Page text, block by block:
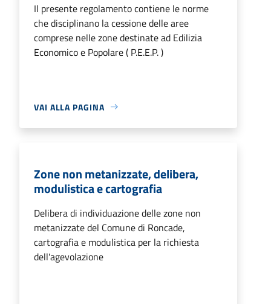
Il presente regolamento contiene le norme
che disciplinano la cessione delle aree
comprese nelle zone destinate ad Edilizia
Economico e Popolare ( P.E.E.P. )
VAI ALLA PAGINA
Zone non metanizzate, delibera,
modulistica e cartografia
Delibera di individuazione delle zone non
metanizzate del Comune di Roncade,
cartografia e modulistica per la richiesta
dell'agevolazione